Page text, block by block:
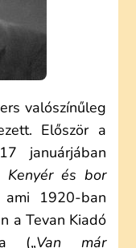
valószínűleg
Először a
januárjában
Kenyér és bor
1920-ban
a Tevan Kiadó
(„Van már